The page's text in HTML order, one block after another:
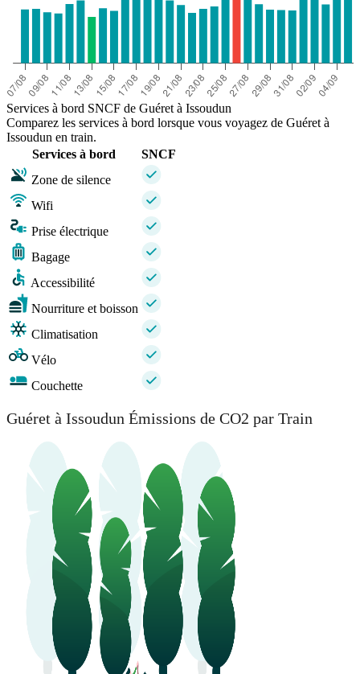
Services à bord SNCF de Guéret à Issoudun
Comparez les services à bord lorsque vous voyagez de Guéret à
Issoudun en train.
Services à bord
SNCF
Zone de silence
Wifi
Prise électrique
Bagage
Accessibilité
Nourriture et boisson
Climatisation
Vélo
Couchette
Guéret à Issoudun Émissions de CO2 par Train